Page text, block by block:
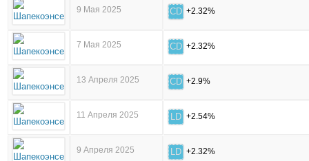
9 Мая 2025 CD +2.32%
7 Мая 2025 CD +2.32%
13 Апреля 2025 CD +2.9%
11 Апреля 2025 LD +2.54%
9 Апреля 2025 LD +2.32%